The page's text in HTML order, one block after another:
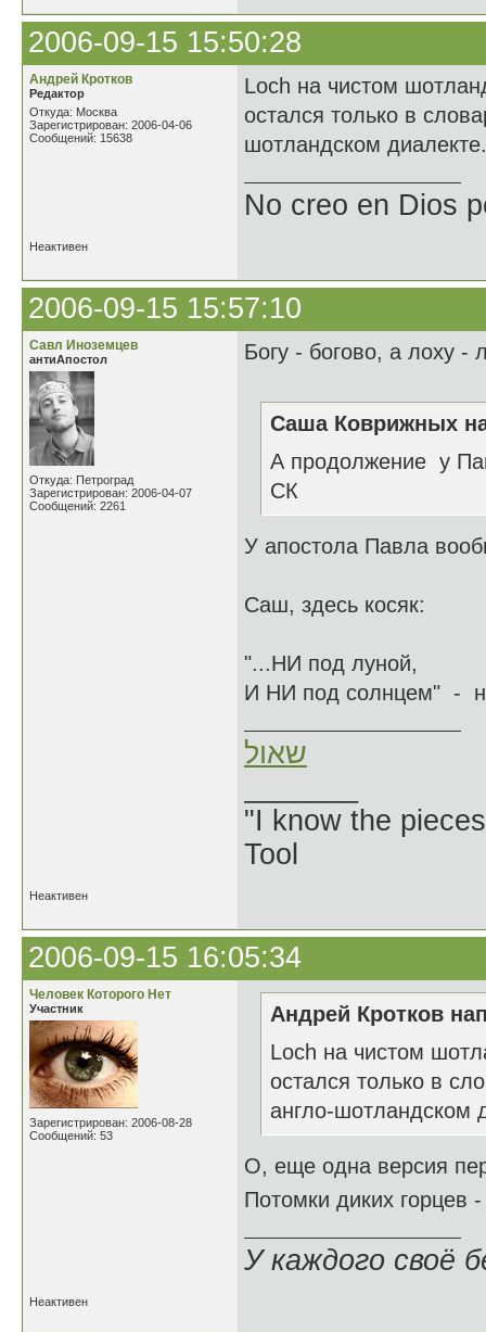
2006-09-15 15:50:28
Андрей Кротков
Редактор
Откуда: Москва
Зарегистрирован: 2006-04-06
Сообщений: 15638
Loch на чистом
остался только в
шотландском диалекте.
No creo en Dios
Неактивен
2006-09-15 15:57:10
Савл Иноземцев
антиАпостол
Откуда: Петроград
Зарегистрирован: 2006-04-07
Сообщений: 2261
Богу - богово, а лоху -
Саша Коврижных
А продолжение у
СК
У апостола Павла
Саш, здесь косяк:
"...НИ под луной,
И НИ под солнцем" -
שאול
"I know the
Tool
Неактивен
2006-09-15 16:05:34
Человек Которого Нет
Участник
Зарегистрирован: 2006-08-28
Сообщений: 53
Андрей Кротков
Loch на чистом
остался только в
англо-шотландском
О, еще одна версия
Потомки диких горцев
У каждого своё
Неактивен